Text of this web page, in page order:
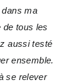
dans ma
tous les
aussi testé
ensemble.
se relever